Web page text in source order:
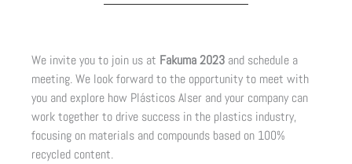
We invite you to join us at Fakuma 2023 and schedule a
meeting. We look forward to the opportunity to meet with
you and explore how Plásticos Alser and your company can
work together to drive success in the plastics industry,
focusing on materials and compounds based on 100%
recycled content.